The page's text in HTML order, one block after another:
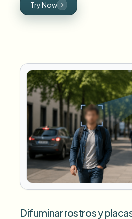
Try Now
Difuminar rostros y